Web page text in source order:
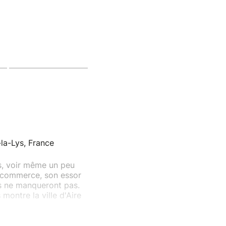
Lys, France
voir même un peu
son essor
manqueront pas.
la ville d'Aire